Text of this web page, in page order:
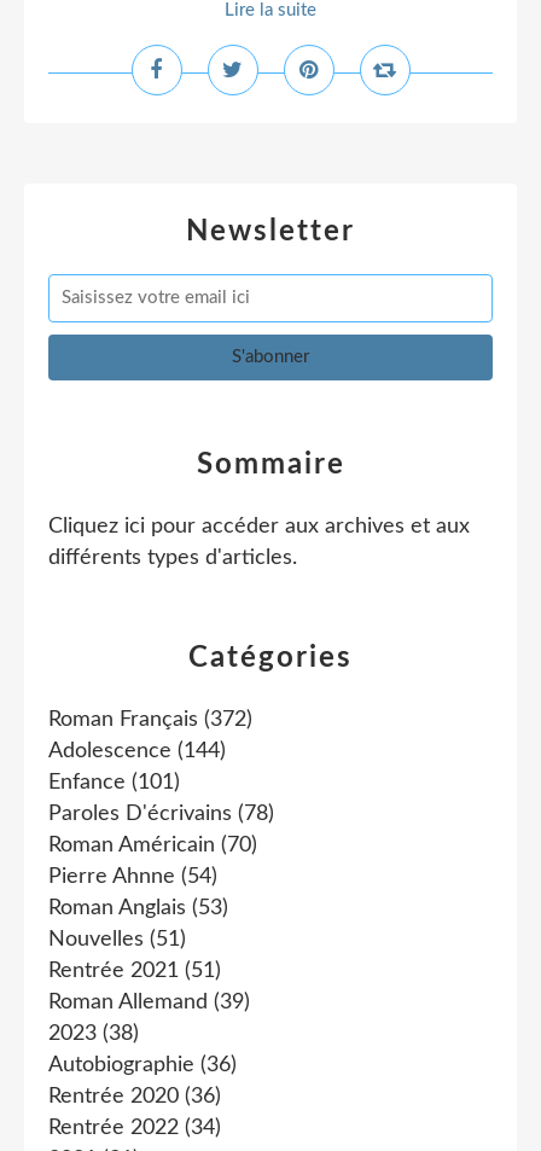
Lire la suite
Newsletter
Catégories
Roman Français (372)
Adolescence (144)
Enfance (101)
Paroles D'écrivains (78)
Roman Américain (70)
Pierre Ahnne (54)
Roman Anglais (53)
Nouvelles (51)
Rentrée 2021 (51)
Roman Allemand (39)
2023 (38)
Autobiographie (36)
Rentrée 2020 (36)
Rentrée 2022 (34)
Sommaire
Cliquez ici pour accéder aux archives et aux
différents types d'articles.